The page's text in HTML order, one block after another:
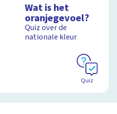
Wat is het
oranjegevoel?
Quiz over de
nationale kleur
Quiz